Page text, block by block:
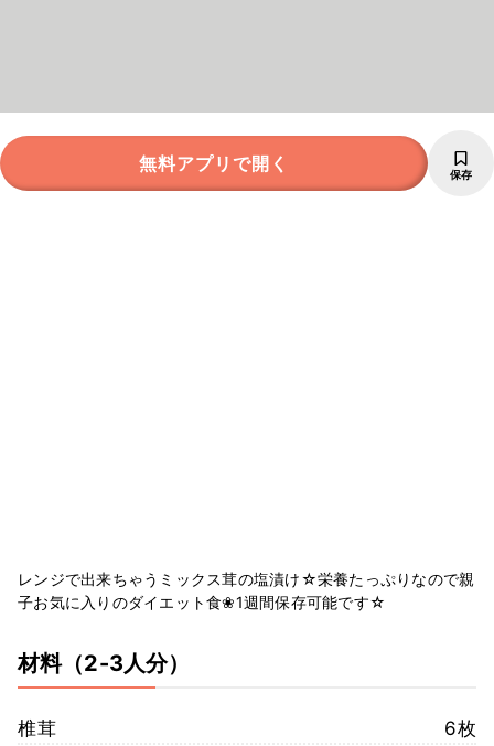
無料アプリで開く 保存
レンジで出来ちゃうミックス茸の塩漬け☆栄養たっぷりなので親
子お気に入りのダイエット食❀1週間保存可能です☆
材料（2-3人分）
椎茸
6枚